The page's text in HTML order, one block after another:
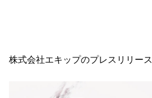
株式会社エキップのプレスリリース